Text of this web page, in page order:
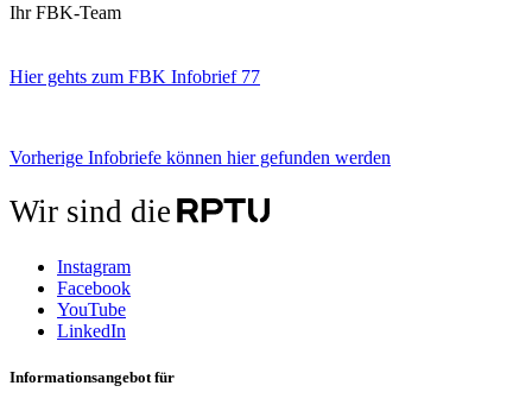
Ihr FBK-Team
Hier gehts zum FBK Infobrief 77
Vorherige Infobriefe können hier gefunden werden
Wir sind die
Instagram
Facebook
YouTube
LinkedIn
Informationsangebot für